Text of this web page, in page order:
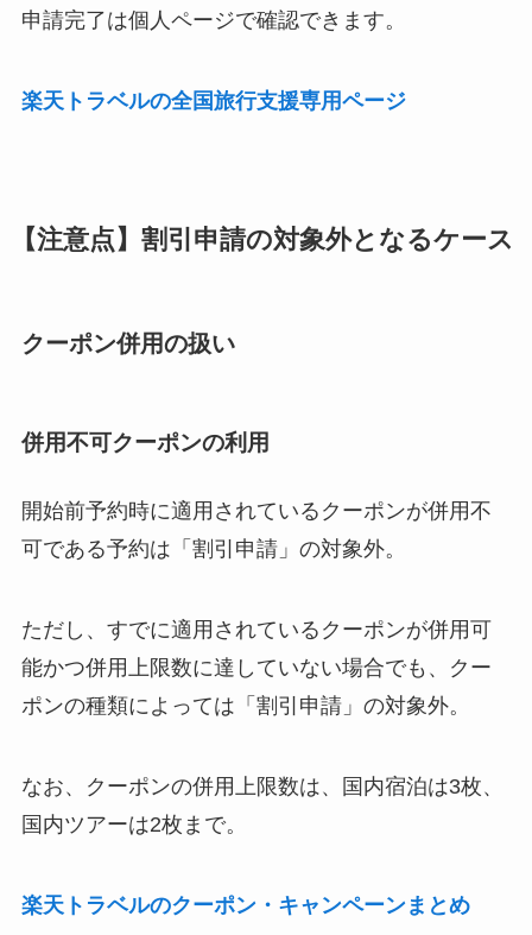
申請完了は個人ページで確認できます。
楽天トラベルの全国旅行支援専用ページ
【注意点】割引申請の対象外となるケース
クーポン併用の扱い
併用不可クーポンの利用
開始前予約時に適用されているクーポンが併用不
可である予約は「割引申請」の対象外。
ただし、すでに適用されているクーポンが併用可
能かつ併用上限数に達していない場合でも、クー
ポンの種類によっては「割引申請」の対象外。
なお、クーポンの併用上限数は、国内宿泊は3枚、
国内ツアーは2枚まで。
楽天トラベルのクーポン・キャンペーンまとめ